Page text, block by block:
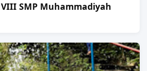
SMP Muhammadiyah